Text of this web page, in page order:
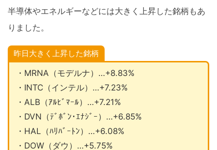
半導体やエネルギーなどには大きく上昇した銘柄もあ
りました。
昨日大きく上昇した銘柄
・MRNA（モデルナ）…+8.83%
・INTC（インテル）…+7.23%
・ALB（ｱﾙﾋﾞﾏｰﾙ）…+7.21%
・DVN（ﾃﾞﾎﾞﾝ･ｴﾅｼﾞｰ）…+6.85%
・HAL（ﾊﾘﾊﾞｰﾄﾝ）…+6.08%
・DOW（ダウ）…+5.75%